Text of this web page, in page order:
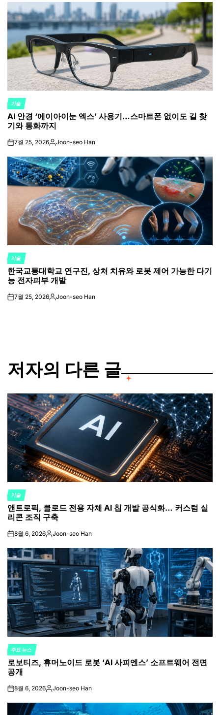
POSTED
IN
기술
AI 안경 ‘에이아이눈 엑스’ 사용기…스마트폰 없이도 길 찾
기와 통화까지
on7월 25, 2026Posted
Joon-seo Han
POSTED
IN
기술
한국교통대학교 연구진, 상처 치유와 로봇 제어 가능한 다기
능 전자피부 개발
on7월 25, 2026Posted
Joon-seo Han
저자의 다른 글
POSTED
IN
기술
앤트로픽, 클로드 전용 자체 AI 칩 개발 공식화… 커스텀 실
리콘 조직 구축
on8월 6, 2026Posted
Joon-seo Han
POSTED
IN
주요 뉴스
로보티즈, 휴머노이드 로봇 ‘AI 사피엔스’ 소프트웨어 전면
공개
on8월 6, 2026Posted
Joon-seo Han